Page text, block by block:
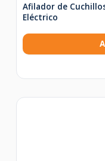
Afilador de
Eléctrico